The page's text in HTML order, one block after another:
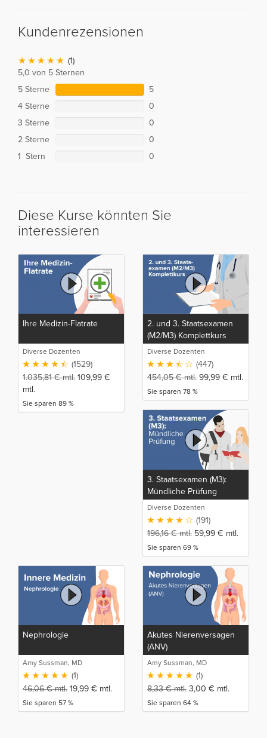
Kundenrezensionen
(1)
5,0 von 5 Sternen
5 Sterne
5
4 Sterne
0
3 Sterne
0
2 Sterne
0
1 Stern
0
Diese Kurse könnten Sie
interessieren
Ihre Medizin-Flatrate
Diverse Dozenten
(1529)
1.035,81€mtl. 109,99 €
mtl.
Sie sparen 89 %
2. und 3. Staatsexamen
(M2/M3) Komplettkurs
Diverse Dozenten
(447)
454,05€mtl. 99,99 € mtl.
Sie sparen 78 %
3. Staatsexamen (M3):
Mündliche Prüfung
Diverse Dozenten
(191)
196,16€mtl. 59,99 € mtl.
Sie sparen 69 %
Nephrologie
Amy Sussman, MD
(1)
46,06€mtl. 19,99 € mtl.
Sie sparen 57 %
Akutes Nierenversagen
(ANV)
Amy Sussman, MD
(1)
8,33€mtl. 3,00 € mtl.
Sie sparen 64 %